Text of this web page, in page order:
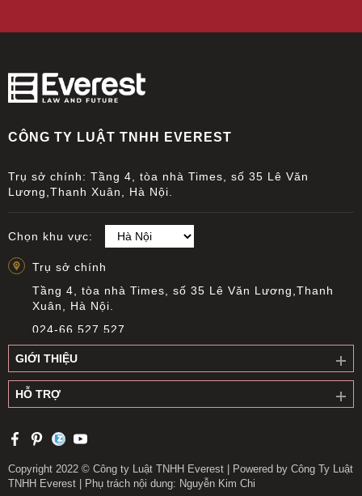
CÔNG TY LUẬT TNHH EVEREST
Trụ sở chính: Tầng 4, tòa nhà Times, số 35 Lê Văn
Lương,Thanh Xuân, Hà Nội.
Chọn khu vực:
Trụ sở chính
Tầng 4, tòa nhà Times, số 35 Lê Văn Lương,Thanh
Xuân, Hà Nội.
024-66 527 527
info@everest.org.vn
Văn phòng giao dịch Cầu Giấy
Tầng 14, Tòa nhà Việt Á, Số 9 Duy Tân, phường Cầu
0919 311 196
longnguyen@everest.org.vn
GIỚI THIỆU
HỖ TRỢ
Copyright 2022 © Công ty Luật TNHH Everest | Powered by Công Ty Luật
TNHH Everest | Phụ trách nội dung: Nguyễn Kim Chi